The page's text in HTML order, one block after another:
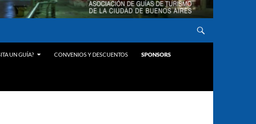
UN GUÍA? CONVENIOS Y DESCUENTOS SPONSORS